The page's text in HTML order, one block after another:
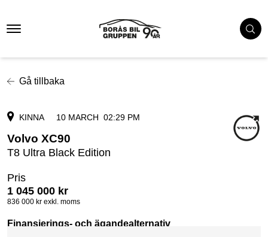
Gå tillbaka
KINNA 10 MARCH 02:29 PM
Volvo XC90
T8 Ultra Black Edition
Pris
1 045 000 kr
836 000 kr exkl. moms
Finansierings- och ägandealternativ